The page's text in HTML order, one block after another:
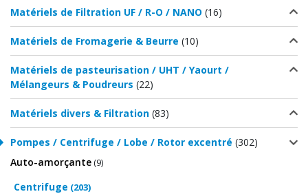
Matériels de Filtration UF / R-O / NANO (16)
Matériels de Fromagerie & Beurre (10)
Matériels de pasteurisation / UHT / Yaourt /
Mélangeurs & Poudreurs (22)
Matériels divers & Filtration (83)
Pompes / Centrifuge / Lobe / Rotor excentré (302)
Auto-amorçante(9)
Centrifuge (203)